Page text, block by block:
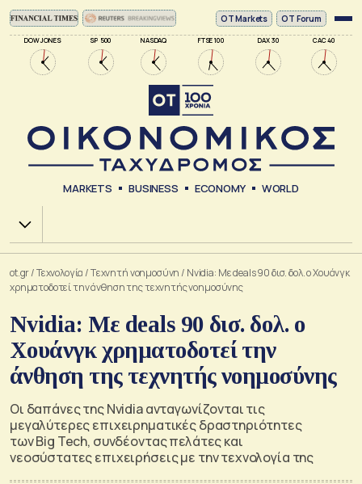
DOW JONES SP 500 NASDAQ FTSE 100 DAX 30 CAC 40
ΟΤ Markets OT Forum
MARKETS BUSINESS ECONOMY WORLD
Χ.Α.
ot.gr/Τεχνολογία /Tεχνητή νοημοσύνη / Nvidia: Με deals 90 δισ. δολ. o Χουάνγκ
χρηματοδοτεί την άνθηση της τεχνητής νοημοσύνης
Nvidia: Με deals 90 δισ. δολ. o
Χουάνγκ χρηματοδοτεί την
άνθηση της τεχνητής νοημοσύνης
Οι δαπάνες της Nvidia ανταγωνίζονται τις
μεγαλύτερες επιχειρηματικές δραστηριότητες
των Big Tech, συνδέοντας πελάτες και
νεοσύστατες επιχειρήσεις με την τεχνολογία της